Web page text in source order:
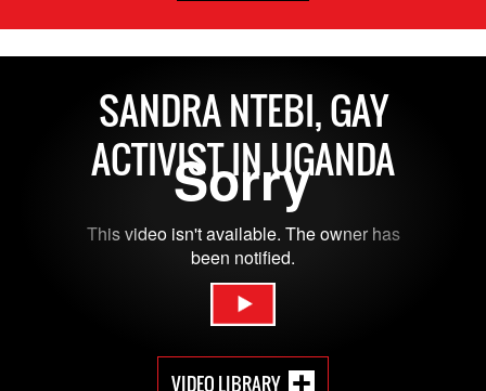
SANDRA NTEBI, GAY
ACTIVIST IN UGANDA
VIDEO LIBRARY